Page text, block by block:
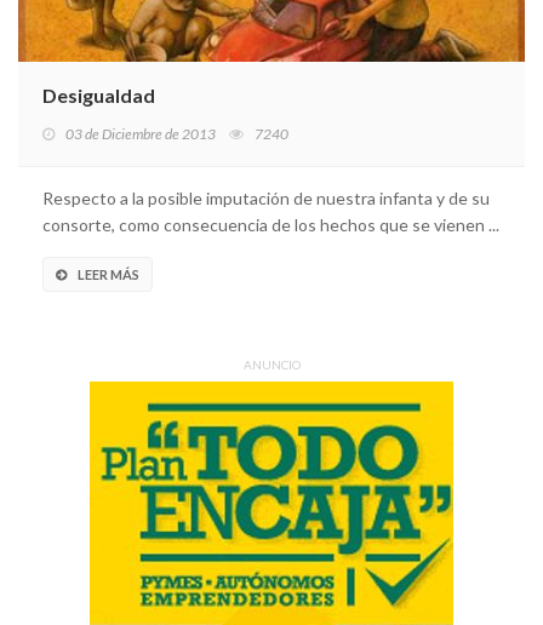
Desigualdad
03 de Diciembre de 2013 7240
Respecto a la posible imputación de nuestra infanta y de su
consorte, como consecuencia de los hechos que se vienen ...
LEER MÁS
ANUNCIO